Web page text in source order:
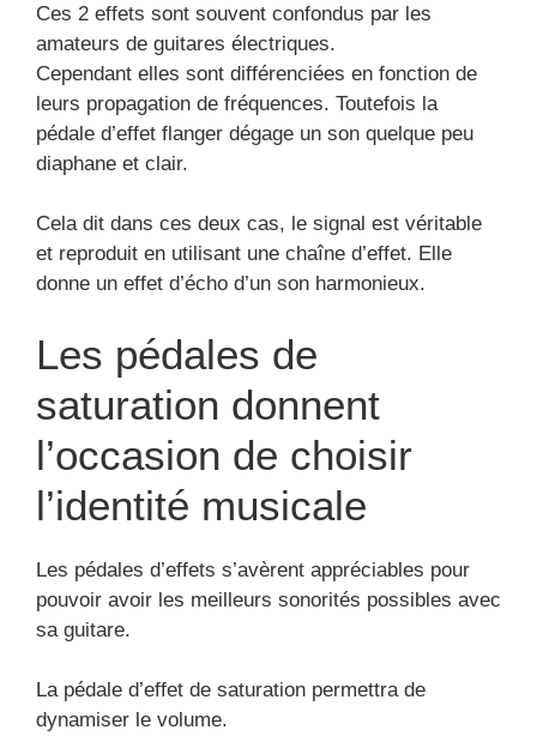
Ces 2 effets sont souvent confondus par les
amateurs de guitares électriques.
Cependant elles sont différenciées en fonction de
leurs propagation de fréquences. Toutefois la
pédale d’effet flanger dégage un son quelque peu
diaphane et clair.
Cela dit dans ces deux cas, le signal est véritable
et reproduit en utilisant une chaîne d’effet. Elle
donne un effet d’écho d’un son harmonieux.
Les pédales de
saturation donnent
l’occasion de choisir
l’identité musicale
Les pédales d’effets s’avèrent appréciables pour
pouvoir avoir les meilleurs sonorités possibles avec
sa guitare.
La pédale d’effet de saturation permettra de
dynamiser le volume.